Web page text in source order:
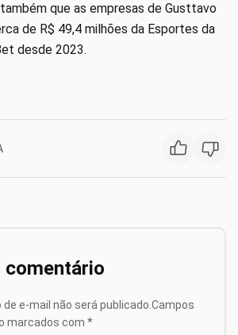
que as empresas de Gusttavo
de R$ 49,4 milhões da Esportes da
desde 2023.
comentário
e-mail não será publicado. Campos
marcados com *